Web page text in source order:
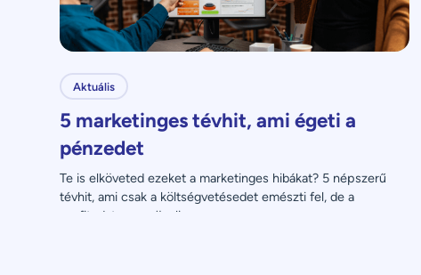
Aktuális
5 marketinges tévhit, ami égeti a
pénzedet
Te is elköveted ezeket a marketinges hibákat? 5 népszerű
tévhit, ami csak a költségvetésedet emészti fel, de a
profitodat nem növeli.